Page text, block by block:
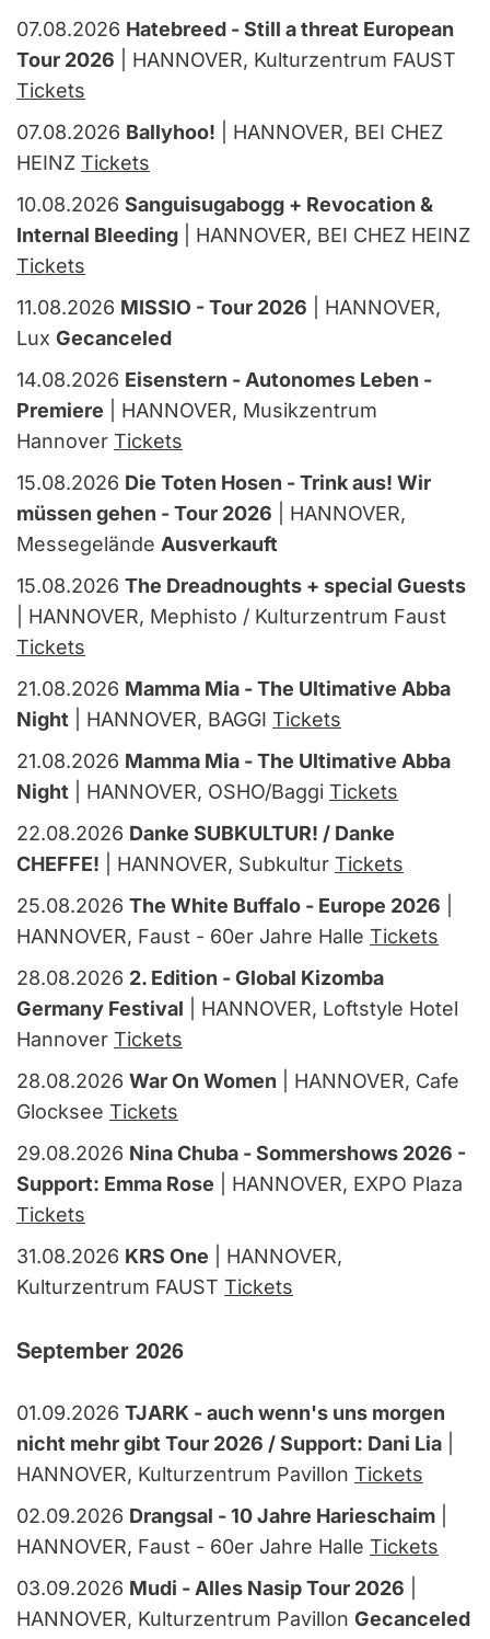
07.08.2026 Hatebreed - Still a threat European
Tour 2026 | HANNOVER, Kulturzentrum FAUST
Tickets
07.08.2026 Ballyhoo! | HANNOVER, BEI CHEZ
HEINZ Tickets
10.08.2026 Sanguisugabogg + Revocation &
Internal Bleeding | HANNOVER, BEI CHEZ HEINZ
Tickets
11.08.2026 MISSIO - Tour 2026 | HANNOVER,
Lux Gecanceled
14.08.2026 Eisenstern - Autonomes Leben -
Premiere | HANNOVER, Musikzentrum
Hannover Tickets
15.08.2026 Die Toten Hosen - Trink aus! Wir
müssen gehen - Tour 2026 | HANNOVER,
Messegelände Ausverkauft
15.08.2026 The Dreadnoughts + special Guests
| HANNOVER, Mephisto / Kulturzentrum Faust
Tickets
21.08.2026 Mamma Mia - The Ultimative Abba
Night | HANNOVER, BAGGI Tickets
21.08.2026 Mamma Mia - The Ultimative Abba
Night | HANNOVER, OSHO/Baggi Tickets
22.08.2026 Danke SUBKULTUR! / Danke
CHEFFE! | HANNOVER, Subkultur Tickets
25.08.2026 The White Buffalo - Europe 2026
HANNOVER, Faust - 60er Jahre Halle Tickets
28.08.2026 2. Edition - Global Kizomba
Germany Festival | HANNOVER, Loftstyle Hotel
Hannover Tickets
28.08.2026 War On Women | HANNOVER, Cafe
Glocksee Tickets
29.08.2026 Nina Chuba - Sommershows 2026 -
Support: Emma Rose | HANNOVER, EXPO Plaza
Tickets
31.08.2026 KRS One | HANNOVER,
Kulturzentrum FAUST Tickets
September 2026
01.09.2026 TJARK - auch wenn's uns morgen
nicht mehr gibt Tour 2026 / Support: Dani Lia
HANNOVER, Kulturzentrum Pavillon Tickets
02.09.2026 Drangsal - 10 Jahre Harieschaim
HANNOVER, Faust - 60er Jahre Halle Tickets
03.09.2026 Mudi - Alles Nasip Tour 2026
HANNOVER, Kulturzentrum Pavillon Gecanceled